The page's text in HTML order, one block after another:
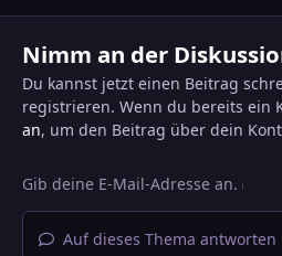
Nimm an der
Du kannst jetzt einen Beitrag
registrieren. Wenn du bereits ein
an, um den Beitrag über dein
Auf dieses Thema antworten